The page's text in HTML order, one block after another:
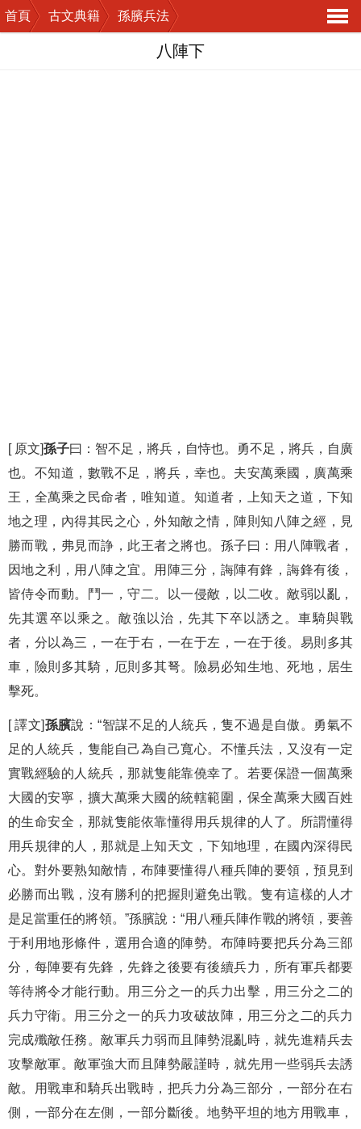
首頁 古文典籍
孫臏兵法
導
八陣下
[ 原文]孫子曰：智不足，將兵，自恃也。勇不足，將兵，自廣
也。不知道，數戰不足，將兵，幸也。夫安萬乘國，廣萬乘
王，全萬乘之民命者，唯知道。知道者，上知天之道，下知
地之理，內得其民之心，外知敵之情，陣則知八陣之經，見
勝而戰，弗見而諍，此王者之將也。孫子曰：用八陣戰者，
因地之利，用八陣之宜。用陣三分，誨陣有鋒，誨鋒有後，
皆侍令而動。鬥一，守二。以一侵敵，以二收。敵弱以亂，
先其選卒以乘之。敵強以治，先其下卒以誘之。車騎與戰
者，分以為三，一在于右，一在于左，一在于後。易則多其
車，險則多其騎，厄則多其弩。險易必知生地、死地，居生
擊死。
[ 譯文]孫臏說：“智謀不足的人統兵，隻不過是自傲。勇氣不
足的人統兵，隻能自己為自己寬心。不懂兵法，又沒有一定
實戰經驗的人統兵，那就隻能靠僥幸了。若要保證一個萬乘
大國的安寧，擴大萬乘大國的統轄範圍，保全萬乘大國百姓
的生命安全，那就隻能依靠懂得用兵規律的人了。所謂懂得
用兵規律的人，那就是上知天文，下知地理，在國內深得民
心。對外要熟知敵情，布陣要懂得八種兵陣的要領，預見到
必勝而出戰，沒有勝利的把握則避免出戰。隻有這樣的人才
是足當重任的將領。”孫臏說：“用八種兵陣作戰的將領，要善
于利用地形條件，選用合適的陣勢。布陣時要把兵分為三部
分，每陣要有先鋒，先鋒之後要有後續兵力，所有軍兵都要
等待將令才能行動。用三分之一的兵力出擊，用三分之二的
兵力守衛。用三分之一的兵力攻破故陣，用三分之二的兵力
完成殲敵任務。敵軍兵力弱而且陣勢混亂時，就先進精兵去
攻擊敵軍。敵軍強大而且陣勢嚴謹時，就先用一些弱兵去誘
敵。用戰車和騎兵出戰時，把兵力分為三部分，一部分在右
側，一部分在左側，一部分斷後。地勢平坦的地方用戰車，